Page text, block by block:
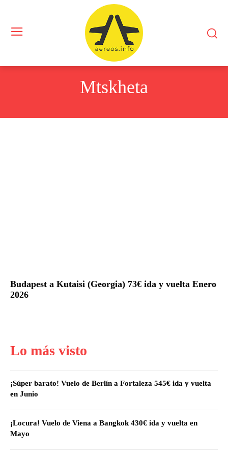
Mtskheta
Budapest a Kutaisi (Georgia) 73€ ida y vuelta Enero
2026
Lo más visto
¡Súper barato! Vuelo de Berlín a Fortaleza 545€ ida y vuelta
en Junio
¡Locura! Vuelo de Viena a Bangkok 430€ ida y vuelta en
Mayo